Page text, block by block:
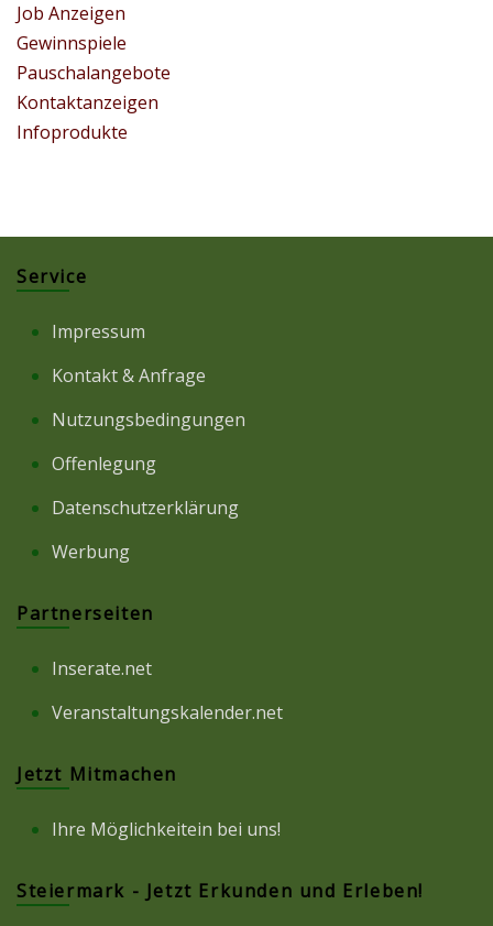
Job Anzeigen
Gewinnspiele
Pauschalangebote
Kontaktanzeigen
Infoprodukte
Service
Impressum
Kontakt & Anfrage
Nutzungsbedingungen
Offenlegung
Datenschutzerklärung
Werbung
Partnerseiten
Inserate.net
Veranstaltungskalender.net
Jetzt Mitmachen
Ihre Möglichkeitein bei uns!
Steiermark - Jetzt Erkunden und Erleben!